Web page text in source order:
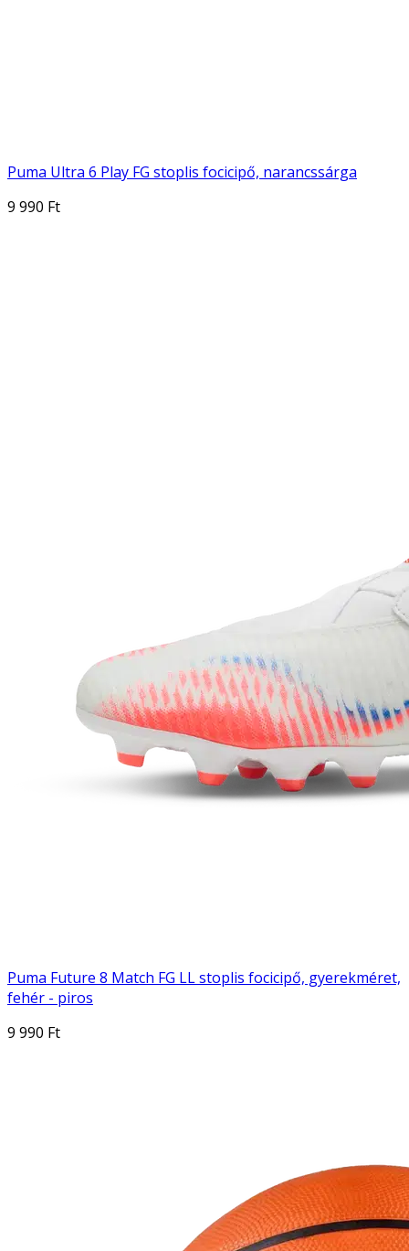
Puma Ultra 6 Play FG stoplis focicipő, narancssárga
9 990 Ft
Puma Future 8 Match FG LL stoplis focicipő, gyerekméret,
fehér - piros
9 990 Ft